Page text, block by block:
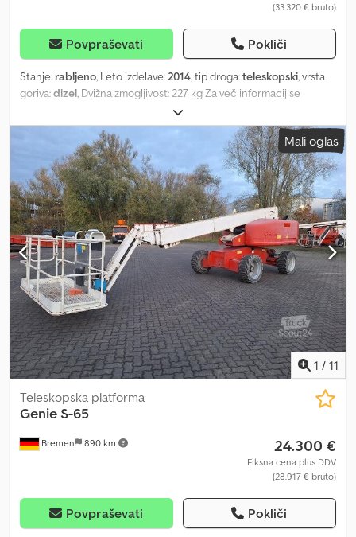
(33.320 € bruto)
Povpraševati Pokliči
Stanje: rabljeno, Leto izdelave:2014, tip droga:teleskopski, vrsta
goriva:dizel, Dvižna zmogljivost: 227 kg Za več informacij se
obrnite na Center za rabljeno opremo. Dksdpfx Apjzfnpzjcer
Mali oglas
1 / 11
Bremen 890 km
Teleskopska platforma
Genie S-65
24.300 €
Fiksna cena plus DDV
(28.917 € bruto)
Povpraševati Pokliči